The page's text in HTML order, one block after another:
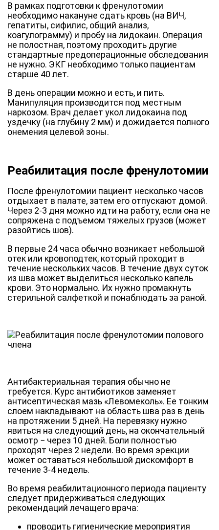
В рамках подготовки к френулотомии
необходимо накануне сдать кровь (на ВИЧ,
гепатиты, сифилис, общий анализ,
коагулограмму) и пробу на лидокаин. Операция
не полостная, поэтому проходить другие
стандартные предоперационные обследования
не нужно. ЭКГ необходимо только пациентам
старше 40 лет.
В день операции можно и есть, и пить.
Манипуляция производится под местным
наркозом. Врач делает укол лидокаина под
уздечку (на глубину 2 мм) и дожидается полного
онемения целевой зоны.
Реабилитация после френулотомии
После френулотомии пациент несколько часов
отдыхает в палате, затем его отпускают домой.
Через 2-3 дня можно идти на работу, если она не
сопряжена с подъемом тяжелых грузов (может
разойтись шов).
В первые 24 часа обычно возникает небольшой
отек или кровоподтек, который проходит в
течение нескольких часов. В течение двух суток
из шва может выделиться несколько капель
крови. Это нормально. Их нужно промакнуть
стерильной салфеткой и понаблюдать за раной.
Антибактериальная терапия обычно не
требуется. Курс антибиотиков заменяет
антисептическая мазь «Левомеколь». Ее тонким
слоем накладывают на область шва раз в день
на протяжении 5 дней. На перевязку нужно
явиться на следующий день, на окончательный
осмотр − через 10 дней. Боли полностью
проходят через 2 недели. Во время эрекции
может оставаться небольшой дискомфорт в
течение 3-4 недель.
Во время реабилитационного периода пациенту
следует придерживаться следующих
рекомендаций лечащего врача:
проводить гигиенические мероприятия